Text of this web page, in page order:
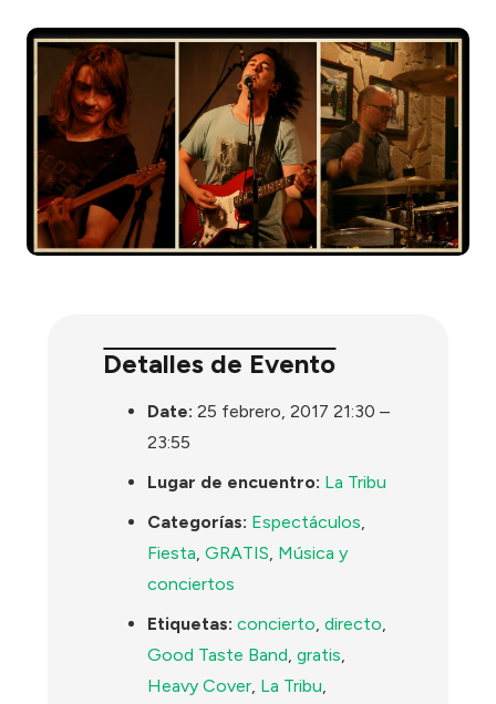
Detalles de Evento
Date: 25 febrero, 2017 21:30 –
23:55
Lugar de encuentro: La Tribu
Categorías: Espectáculos
Fiesta ,GRATIS Música y
conciertos
Etiquetas: concierto ,directo
Good Taste Band ,gratis
Heavy Cover La Tribu